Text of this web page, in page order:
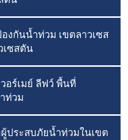
งกันน้ำท่วม เขตลาวเซส
เซสตัน
อร์เมย์ ลีฟว์ พื้นที่
ท่วม
ประสบภัยน้ำท่วมในเขต